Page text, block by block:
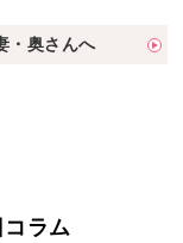
・奥さんへ
ラム